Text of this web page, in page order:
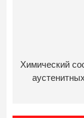
Химический